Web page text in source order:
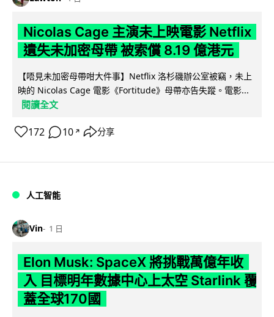
Nicolas Cage 主演未上映電影 Netflix
遺失未加密母帶 被索償 8.19 億港元
【唔見未加密母帶咁大件事】Netflix 洛杉磯辦公室被竊，未上
映的 Nicolas Cage 電影《Fortitude》母帶亦告失蹤。電影...
閱讀全文
172 10 ↗ 分享
人工智能
Vin 1 日
Elon Musk: SpaceX 將挑戰萬億年收
入 目標明年數據中心上太空 Starlink 覆
蓋全球170國